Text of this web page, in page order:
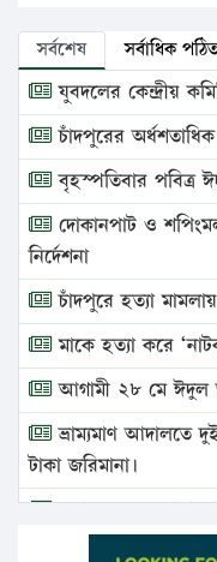
সর্বশেষ সর্বাধিক
যুবদলের কেন্দ্রীয়
চাঁদপুরের
বৃহস্পতিবার পবিত্র
দোকানপাট ও
নির্দেশনা
চাঁদপুরে হত্যা
মাকে হত্যা করে
আগামী ২৮ মে ঈদুল
ভ্রাম্যমাণ আদালতে
টাকা জরিমানা।
এবার লঞ্চের ভাড়া
১৭ থেকে ২১ শতাংশ